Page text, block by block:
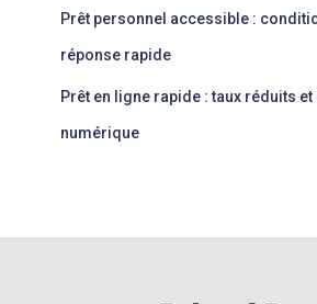
Prêt personnel accessible :
réponse rapide
Prêt en ligne rapide : taux réduits et
numérique